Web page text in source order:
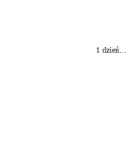
Rodzaj sprzętu 1 dzień...